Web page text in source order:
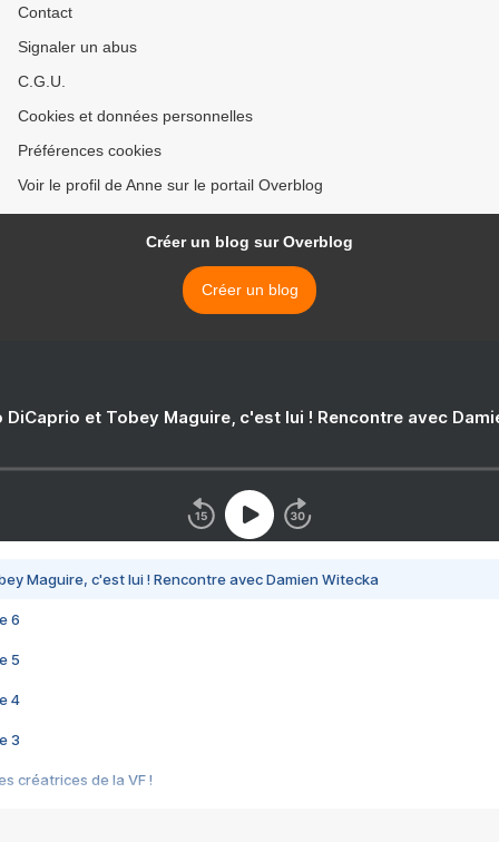
Contact
Signaler un abus
C.G.U.
Cookies et données personnelles
Préférences cookies
Voir le profil de Anne sur le portail Overblog
Créer un blog sur Overblog
Créer un blog
DiCaprio et Tobey Maguire, c'est lui ! Rencontre avec
Maguire, c'est lui ! Rencontre avec Damien Witecka
6
5
4
3
créatrices de la VF !